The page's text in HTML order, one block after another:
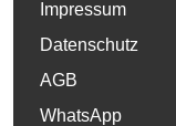
Impressum
Datenschutz
AGB
WhatsApp